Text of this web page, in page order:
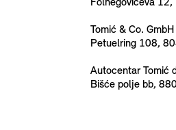
Folnegovićeva
Tomić & Co. GmbH
Petuelring 108,
Autocentar Tomić
Bišće polje bb,